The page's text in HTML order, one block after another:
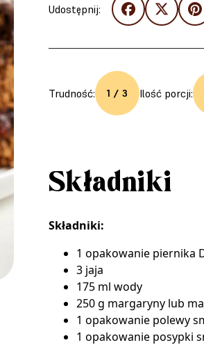
Udostępnij:
Trudność: 1 / 3 Ilość porcji:
Składniki
Składniki:
1 opakowanie piernika
3 jaja
175 ml wody
250 g margaryny lub
1 opakowanie polewy
1 opakowanie posypki